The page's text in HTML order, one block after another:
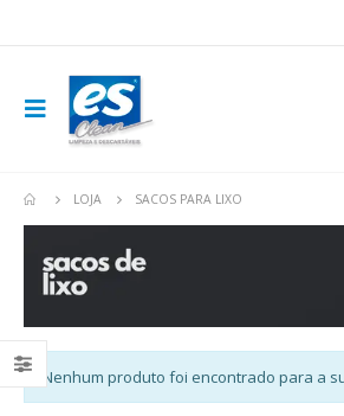
LOJA SACOS PARA LIXO
Nenhum produto foi encontrado para a